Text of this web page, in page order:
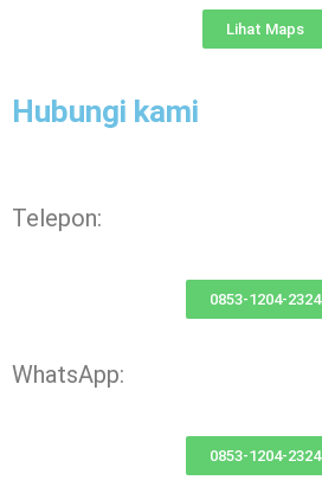
Lihat Maps
Hubungi kami
Telepon:
0853-1204-2324
WhatsApp:
0853-1204-2324